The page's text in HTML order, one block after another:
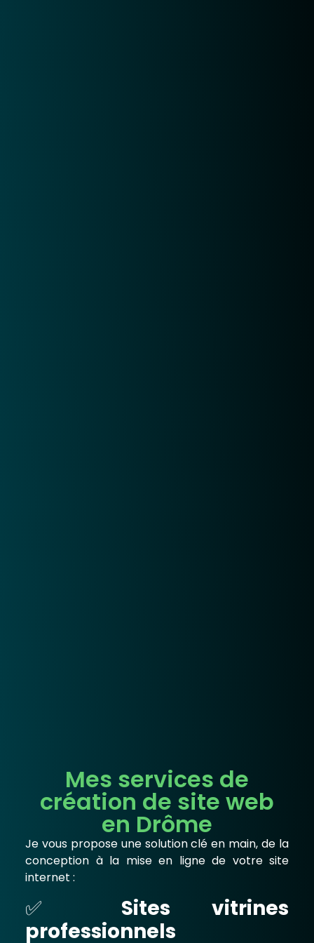
Mes services de
création de site web
en Drôme
Je vous propose une solution clé en main, de la
conception à la mise en ligne de votre site
internet :
✅ Sites vitrines
professionnels